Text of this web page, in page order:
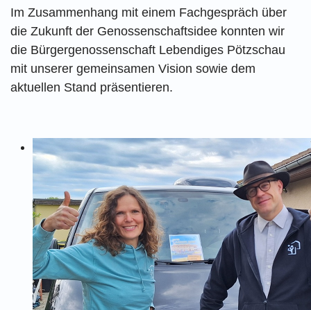
Im Zusammenhang mit einem Fachgespräch über
die Zukunft der Genossenschaftsidee konnten wir
die Bürgergenossenschaft Lebendiges Pötzschau
mit unserer gemeinsamen Vision sowie dem
aktuellen Stand präsentieren.